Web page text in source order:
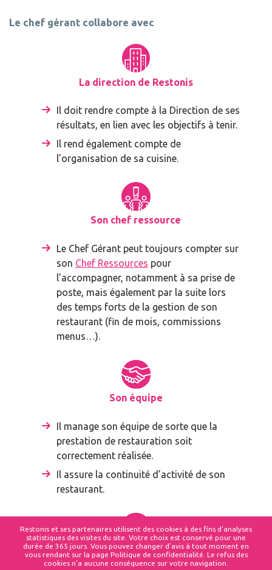
Le chef gérant collabore avec
La direction de Restonis
Il doit rendre compte à la Direction de ses
résultats, en lien avec les objectifs à tenir.
Il rend également compte de
l’organisation de sa cuisine.
Son chef ressource
Le Chef Gérant peut toujours compter sur
son Chef Ressources pour
l’accompagner, notamment à sa prise de
poste, mais également par la suite lors
des temps forts de la gestion de son
restaurant (fin de mois, commissions
menus…).
Son équipe
Il manage son équipe de sorte que la
prestation de restauration soit
correctement réalisée.
Il assure la continuité d’activité de son
restaurant.
Les services support
Restonis et ses partenaires utilisent des cookies à des fins d’analyses
statistiques des visites du site. Votre choix est conservé pour une
durée de 365 jours. Vous pouvez changer d’avis à tout moment en
vous rendant sur la page Politique de confidentialité. Le refus des
cookies n’a aucune conséquence sur votre navigation.